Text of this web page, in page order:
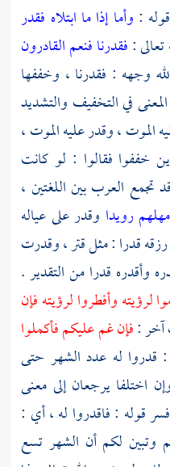
: وأما إذا ما ابتلاه فقدر
:فقدرنا فنعم القادرون
وجهه : فقدرنا ، وخففها
في التخفيف والتشديد
الموت ، وقدر عليه الموت ،
خففوا فقالوا : لو كانت
العرب بين اللغتين ،
رويدا وقدر على عياله
قدرا : مثل قتر ، وقدرت
وأقدره قدرا من التقدير .
لرؤيته وأفطروا لرؤيته فإن
:فإن غم عليكم فأكملوا
قدروا له عدد الشهر حتى
اختلفا يرجعان إلى معنى
قوله : فاقدروا له ، أي :
وتبين لكم أن الشهر تسع